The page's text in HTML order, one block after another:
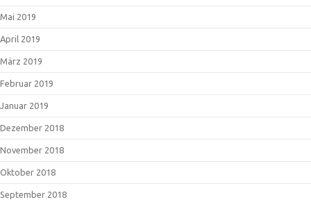
Mai 2019
April 2019
März 2019
Februar 2019
Januar 2019
Dezember 2018
November 2018
Oktober 2018
September 2018